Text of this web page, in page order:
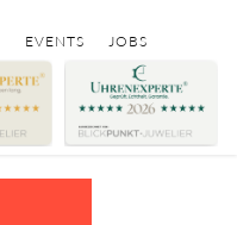
EVENTS JOBS